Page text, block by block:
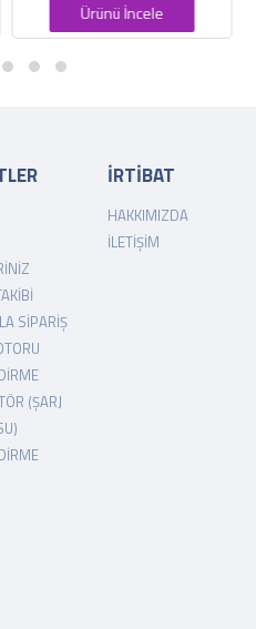
Ürünü İncele
SIPARIŞ
(ŞARJ
İRTİBAT
HAKKIMIZDA
İLETIŞIM